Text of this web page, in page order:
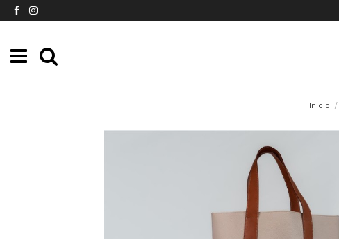
Inicio